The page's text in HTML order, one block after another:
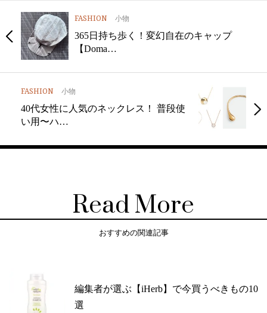
FASHION 小物
365日持ち歩く！変幻自在のキャップ
【Doma…
FASHION 小物
40代女性に人気のネックレス！ 普段使
い用〜ハ…
Read More
おすすめの関連記事
編集者が選ぶ【iHerb】で今買うべきもの10
選